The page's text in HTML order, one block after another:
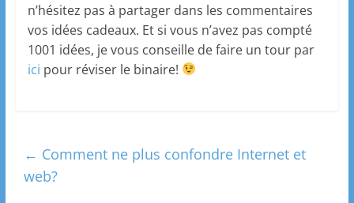
n’hésitez pas à partager dans les commentaires
vos idées cadeaux. Et si vous n’avez pas compté
1001 idées, je vous conseille de faire un tour par
ici pour réviser le binaire!
← Comment ne plus confondre Internet et
web?